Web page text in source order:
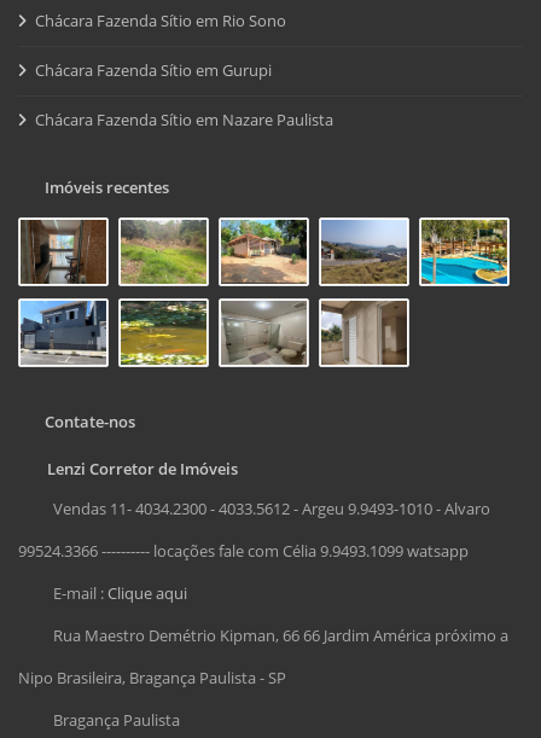
Chácara Fazenda Sítio em Rio Sono
Chácara Fazenda Sítio em Gurupi
Chácara Fazenda Sítio em Nazare Paulista
Imóveis recentes
Contate-nos
Lenzi Corretor de Imóveis
Vendas 11- 4034.2300 - 4033.5612 - Argeu 9.9493-1010 - Alvaro
99524.3366 ---------- locações fale com Célia 9.9493.1099 watsapp
E-mail :Clique aqui
Rua Maestro Demétrio Kipman, 66 66 Jardim América próximo a
Nipo Brasileira, Bragança Paulista - SP
Bragança Paulista